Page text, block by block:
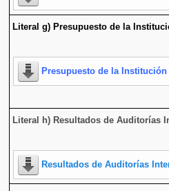
Literal g) Presupuesto de la
Presupuesto de la Institución
Literal h) Resultados de Auditorías
Resultados de Auditorías